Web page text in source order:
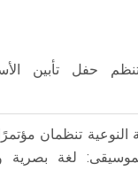
حفل تأبين
النوعية تنظمان
لغة